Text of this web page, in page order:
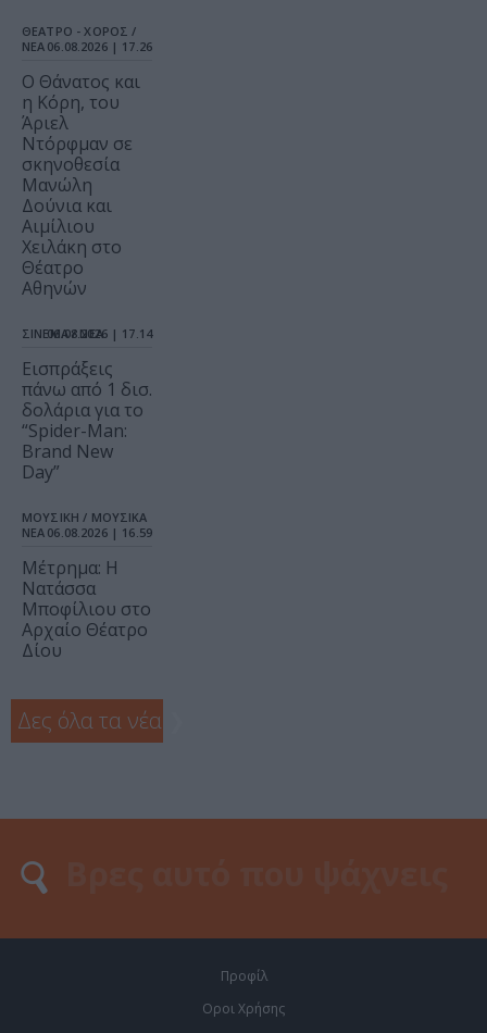
ΘΕΑΤΡΟ - ΧΟΡΟΣ /
ΝΕΑ 06.08.2026 | 17.26
Ο Θάνατος και
η Κόρη, του
Άριελ
Ντόρφμαν σε
σκηνοθεσία
Μανώλη
Δούνια και
Αιμίλιου
Χειλάκη στο
Θέατρο
Αθηνών
ΣΙΝΕΜΑ / ΝΕΑ
06.08.2026 | 17.14
Εισπράξεις
πάνω από 1 δισ.
δολάρια για το
“Spider-Man:
Brand New
Day”
ΜΟΥΣΙΚΗ / ΜΟΥΣΙΚΑ
ΝΕΑ 06.08.2026 | 16.59
Μέτρημα: Η
Νατάσσα
Μποφίλιου στο
Αρχαίο Θέατρο
Δίου
Δες όλα τα νέα
Προφίλ
Οροι Χρήσης